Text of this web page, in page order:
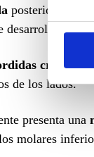
posterior es un
desarrollo
cruzadas
de los lados.
presenta una
molares